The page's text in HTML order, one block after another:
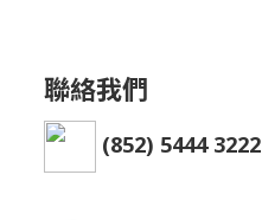
聯絡我們
(852) 5444 3222